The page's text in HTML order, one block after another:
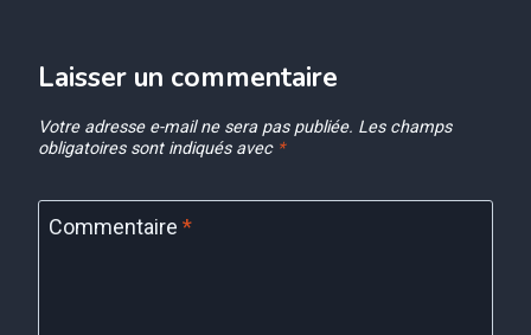
Laisser un commentaire
Votre adresse e-mail ne sera pas publiée. Les champs
obligatoires sont indiqués avec *
Commentaire *